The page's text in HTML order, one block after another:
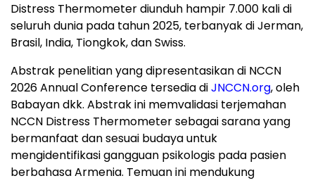
Distress Thermometer diunduh hampir 7.000 kali di
seluruh dunia pada tahun 2025, terbanyak di Jerman,
Brasil, India, Tiongkok, dan Swiss.
Abstrak penelitian yang dipresentasikan di NCCN
2026 Annual Conference tersedia diJNCCN.org, oleh
Babayan dkk. Abstrak ini memvalidasi terjemahan
NCCN Distress Thermometer sebagai sarana yang
bermanfaat dan sesuai budaya untuk
mengidentifikasi gangguan psikologis pada pasien
berbahasa Armenia. Temuan ini mendukung